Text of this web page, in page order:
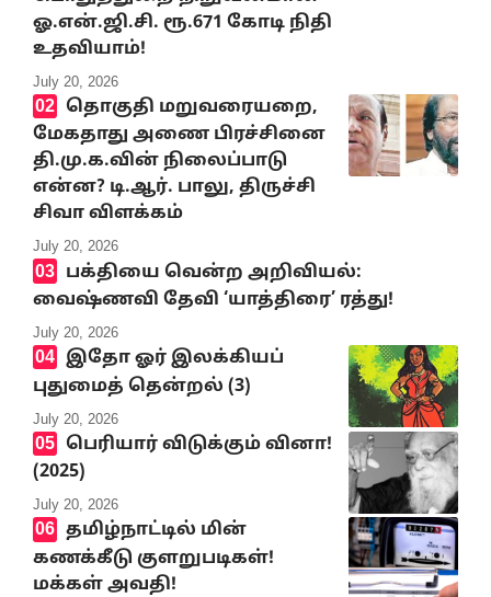
ஓ.என்.ஜி.சி. ரூ.671 கோடி நிதி
உதவியாம்!
July 20, 2026
தொகுதி மறுவரையறை,
மேகதாது அணை பிரச்சினை
தி.மு.க.வின் நிலைப்பாடு
என்ன? டி.ஆர். பாலு, திருச்சி
சிவா விளக்கம்
July 20, 2026
பக்தியை வென்ற அறிவியல்:
வைஷ்ணவி தேவி ‘யாத்திரை’ ரத்து!
July 20, 2026
இதோ ஓர் இலக்கியப்
புதுமைத் தென்றல் (3)
July 20, 2026
பெரியார் விடுக்கும் வினா!
(2025)
July 20, 2026
தமிழ்நாட்டில் மின்
கணக்கீடு குளறுபடிகள்!
மக்கள் அவதி!